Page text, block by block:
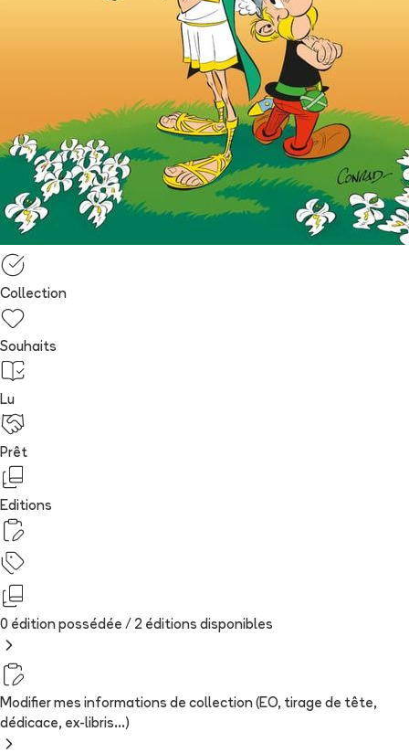
Collection
Souhaits
Lu
Prêt
Editions
0 édition possédée / 2 éditions disponibles
Modifier mes informations de collection (EO, tirage de tête,
dédicace, ex-libris...)